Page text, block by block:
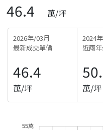
46.4 萬/坪
2026年/03月
最新成交單價
46.4
萬/坪
2024
近兩
萬/坪
55萬